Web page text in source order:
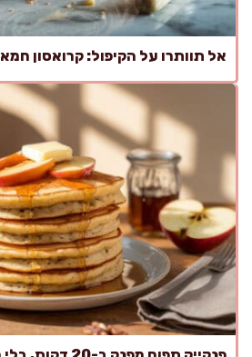
אל תוותרו על הקיפול: קרואסון